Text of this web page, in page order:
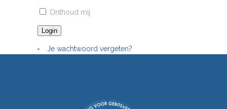
Onthoud mij
Login
Je wachtwoord vergeten?